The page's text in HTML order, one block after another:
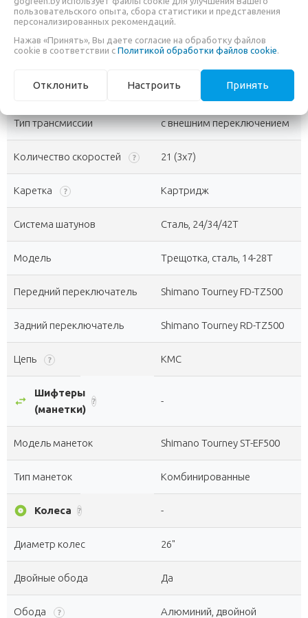
Размер рамы ? 18
Складная рама Нет
Трансмиссия -
Тип трансмиссии с внешним переключением
Количество скоростей ? 21 (3x7)
Каретка ? Картридж
Система шатунов Сталь, 24/34/42Т
Модель Трещотка, сталь, 14-28Т
Передний переключатель Shimano Tourney FD-TZ500
Задний переключатель Shimano Tourney RD-TZ500
Цепь ? KMC
swap_horiz
Шифтеры
(манетки)
? -
Модель манеток Shimano Tourney ST-EF500
Тип манеток Комбинированные
album Колеса ? -
Диаметр колес 26"
Двойные обода Да
Обода ? Алюминий, двойной
пользовательского опыта, сбора статистики и представления
персонализированных рекомендаций.
Нажав «Принять», Вы даете согласие на обработку файлов
cookie в соответствии с Политикой обработки файлов cookie.
Отклонить Настроить Принять